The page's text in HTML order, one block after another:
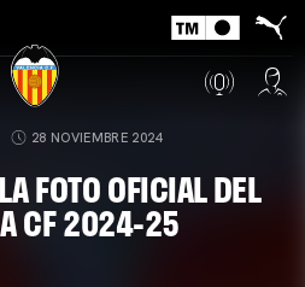
28 NOVIEMBRE 2024
FOTO OFICIAL DEL
CF 2024-25